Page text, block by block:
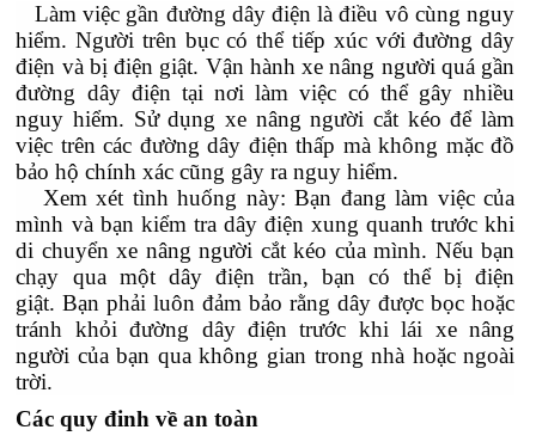
Làm việc gần đường dây điện là điều vô cùng nguy
hiểm. Người trên bục có thể tiếp xúc với đường dây
điện và bị điện giật. Vận hành xe nâng người quá gần
đường dây điện tại nơi làm việc có thể gây nhiều
nguy hiểm. Sử dụng xe nâng người cắt kéo để làm
việc trên các đường dây điện thấp mà không mặc đồ
bảo hộ chính xác cũng gây ra nguy hiểm.
Xem xét tình huống này: Bạn đang làm việc của
mình và bạn kiểm tra dây điện xung quanh trước khi
di chuyển xe nâng người cắt kéo của mình. Nếu bạn
chạy qua một dây điện trần, bạn có thể bị điện
giật. Bạn phải luôn đảm bảo rằng dây được bọc hoặc
tránh khỏi đường dây điện trước khi lái xe nâng
người của bạn qua không gian trong nhà hoặc ngoài
trời.
Các quy đinh về an toàn